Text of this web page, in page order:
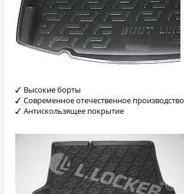
Высокие борты
Современное отечественное производство
Антискользящее покрытие